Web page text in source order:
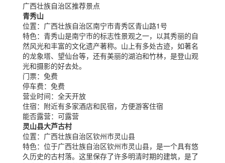
广西壮族自治区推荐景点
青秀山
位置： 广西壮族自治区南宁市青秀区青山路1号
特色： 青秀山是南宁市的标志性景观之一，以其秀丽的自
然风光和丰富的文化遗产著称。山上有多处古迹，如著名
的龙象塔、望仙台等，还有美丽的湖泊和竹林，是登山观
光和摄影的好去处。
门票： 免费
停车费： 免费
营业时间： 全天开放
住宿： 附近有多家酒店和民宿，方便游客住宿
能否露营： 可露营
灵山县大芦古村
位置： 广西壮族自治区钦州市灵山县
特色： 位于广西壮族自治区钦州市灵山县，是一个具有悠
久历史的古村落。这里保存了许多明清时期的建筑，是了